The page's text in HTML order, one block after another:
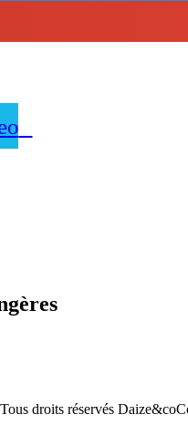
Tous droits réservés Daize&co